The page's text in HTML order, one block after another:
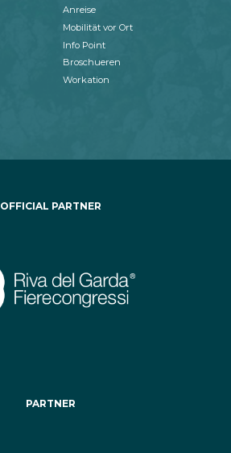
Anreise
Mobilität vor Ort
Info Point
Broschueren
Workation
OFFICIAL PARTNER
PARTNER